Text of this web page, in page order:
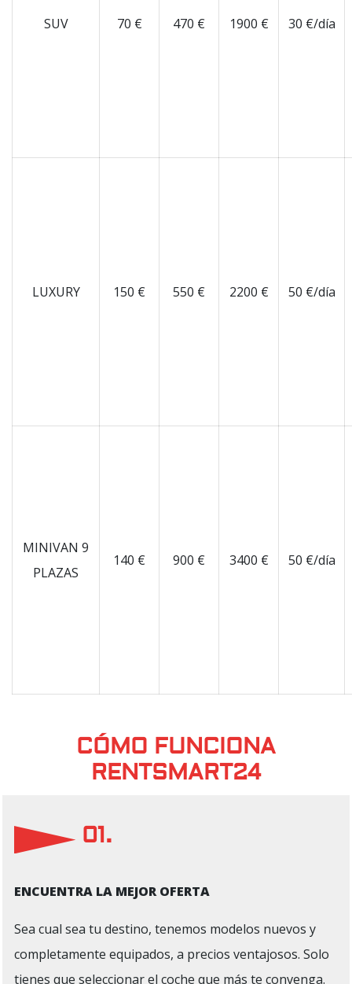
SUV 70 € 470 € 1900 € 30 €/día
LUXURY 150 € 550 € 2200 € 50 €/día
MINIVAN 9
PLAZAS
140 € 900 € 3400 € 50 €/día
CÓMO FUNCIONA
RENTSMART24
01.
ENCUENTRA LA MEJOR OFERTA
Sea cual sea tu destino, tenemos modelos nuevos y
completamente equipados, a precios ventajosos. Solo
tienes que seleccionar el coche que más te convenga.